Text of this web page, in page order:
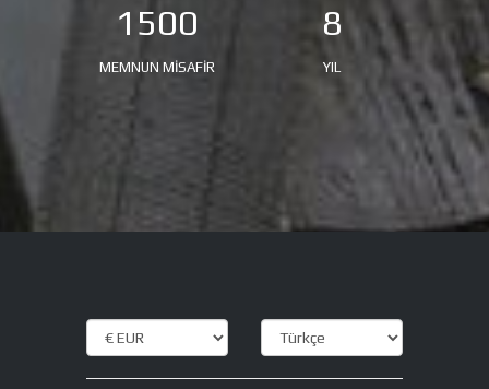
1500
MEMNUN MİSAFİR
8
YIL